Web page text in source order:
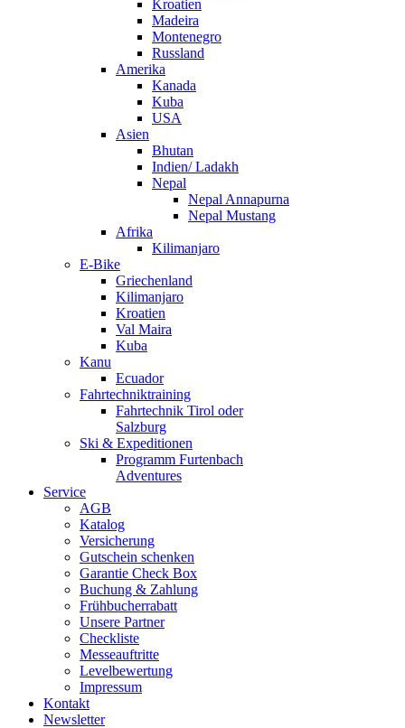
Kroatien
Madeira
Montenegro
Russland
Amerika
Kanada
Kuba
USA
Asien
Bhutan
Indien/ Ladakh
Nepal
Nepal Annapurna
Nepal Mustang
Afrika
Kilimanjaro
E-Bike
Griechenland
Kilimanjaro
Kroatien
Val Maira
Kuba
Kanu
Ecuador
Fahrtechniktraining
Fahrtechnik Tirol oder
Salzburg
Ski & Expeditionen
Programm Furtenbach
Adventures
Service
AGB
Katalog
Versicherung
Gutschein schenken
Garantie Check Box
Buchung & Zahlung
Frühbucherrabatt
Unsere Partner
Checkliste
Messeauftritte
Levelbewertung
Impressum
Kontakt
Newsletter